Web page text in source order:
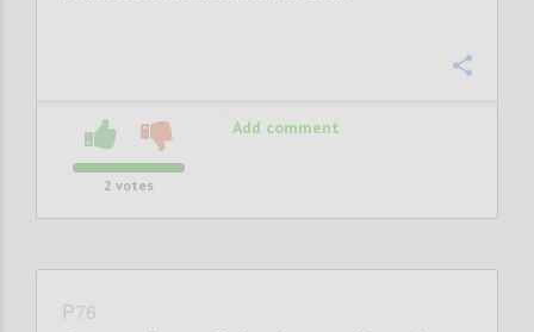
2 votes
Add comment
P76